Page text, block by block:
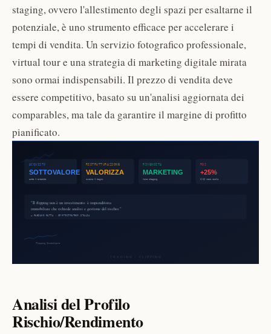
staging, ovvero l'allestimento degli spazi per esaltarne il
potenziale, è uno strumento efficace per accelerare i
tempi di vendita. Un servizio fotografico professionale,
virtual tour e una strategia di marketing digitale mirata
sono ormai indispensabili. Il prezzo di vendita deve
essere competitivo, basato su un'analisi aggiornata dei
comparables, ma tale da garantire il margine di profitto
pianificato.
Analisi del Profilo
Rischio/Rendimento